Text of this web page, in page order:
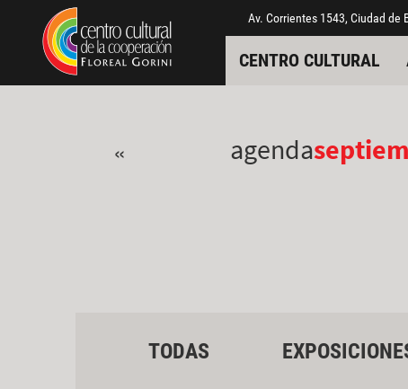
Pasar al contenido principal
Jump to main content Av. Corrientes 1543, Ciudad
CENTRO CULTURAL
« agenda
TODAS